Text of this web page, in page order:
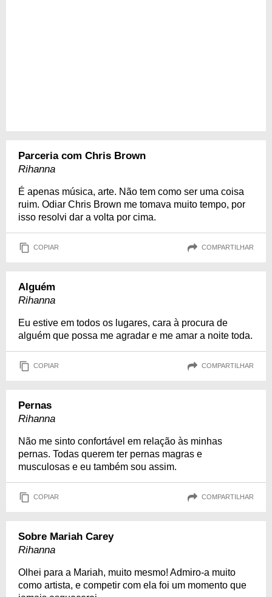
Parceria com Chris Brown
Rihanna
É apenas música, arte. Não tem como ser uma coisa
ruim. Odiar Chris Brown me tomava muito tempo, por
isso resolvi dar a volta por cima.
COPIAR COMPARTILHAR
Alguém
Rihanna
Eu estive em todos os lugares, cara à procura de
alguém que possa me agradar e me amar a noite toda.
COPIAR COMPARTILHAR
Pernas
Rihanna
Não me sinto confortável em relação às minhas
pernas. Todas querem ter pernas magras e
musculosas e eu também sou assim.
COPIAR COMPARTILHAR
Sobre Mariah Carey
Rihanna
Olhei para a Mariah, muito mesmo! Admiro-a muito
como artista, e competir com ela foi um momento que